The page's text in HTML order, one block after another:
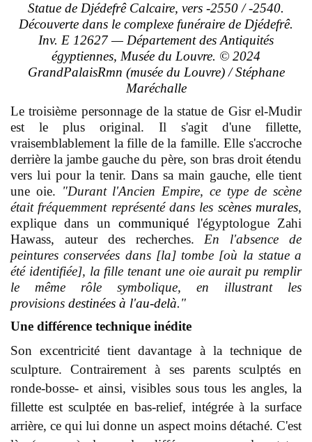
Statue de Djédefrê Calcaire, vers -2550 / -2540.
Découverte dans le complexe funéraire de Djédefrê.
Inv. E 12627 — Département des Antiquités
égyptiennes, Musée du Louvre. © 2024
GrandPalaisRmn (musée du Louvre) / Stéphane
Maréchalle
Le troisième personnage de la statue de Gisr el‑Mudir
est le plus original. Il s'agit d'une fillette,
vraisemblablement la fille de la famille. Elle s'accroche
derrière la jambe gauche du père, son bras droit étendu
vers lui pour la tenir. Dans sa main gauche, elle tient
une oie. "Durant l'Ancien Empire, ce type de scène
était fréquemment représenté dans les scènes murales,
explique dans uncommuniqué l'égyptologue Zahi
Hawass, auteur des recherches. En l'absence de
peintures conservées dans [la] tombe [où la statue a
été identifiée], la fille tenant une oie aurait pu remplir
le même rôle symbolique, en illustrant les
provisions destinées à l'au-delà."
Une différence technique inédite
Son excentricité tient davantage à la technique de
sculpture. Contrairement à ses parents sculptés en
ronde-bosse- et ainsi, visibles sous tous les angles, la
fillette est sculptée en bas-relief, intégrée à la surface
arrière, ce qui lui donne un aspect moins détaché. C'est